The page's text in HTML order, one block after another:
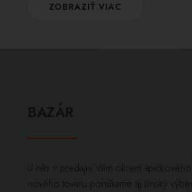
ZOBRAZIŤ VIAC
U nás v predajni Vám okrem špičkového
nového tovaru ponúkame aj široký výber